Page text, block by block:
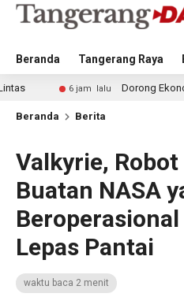
Beranda Tangerang Raya
6 jam lalu Dorong Ekonomi
Beranda Berita
Valkyrie,
Buatan NASA
Lepas Pantai
waktu baca 2 menit